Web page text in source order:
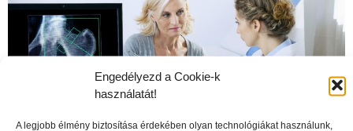
Engedélyezd a Cookie-k
használatát!
A legjobb élmény biztosítása érdekében olyan technológiákat használunk,